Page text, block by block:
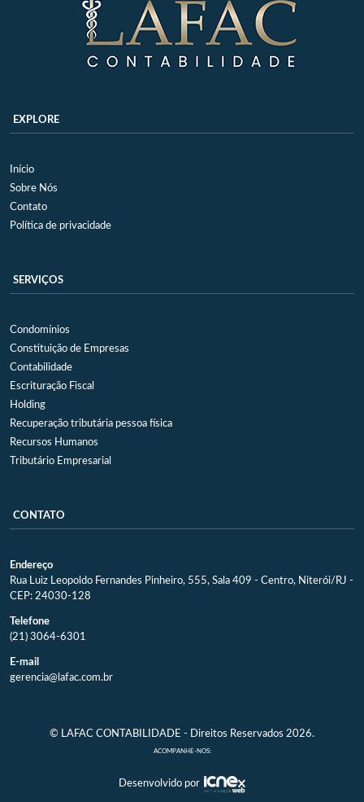
EXPLORE
Início
Sobre Nós
Contato
Política de privacidade
SERVIÇOS
Condomínios
Constituição de Empresas
Contabilidade
Escrituração Fiscal
Holding
Recuperação tributária pessoa física
Recursos Humanos
Tributário Empresarial
CONTATO
Endereço
Rua Luiz Leopoldo Fernandes Pinheiro, 555, Sala 409 - Centro, Niterói/RJ -
CEP: 24030-128
Telefone
(21) 3064-6301
E-mail
gerencia@lafac.com.br
© LAFAC CONTABILIDADE - Direitos Reservados 2026.
ACOMPANHE-NOS:
Desenvolvido por